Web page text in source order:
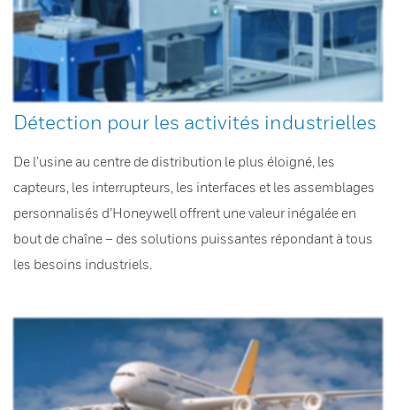
Détection pour les activités industrielles
De l’usine au centre de distribution le plus éloigné, les
capteurs, les interrupteurs, les interfaces et les assemblages
personnalisés d’Honeywell offrent une valeur inégalée en
bout de chaîne – des solutions puissantes répondant à tous
les besoins industriels.